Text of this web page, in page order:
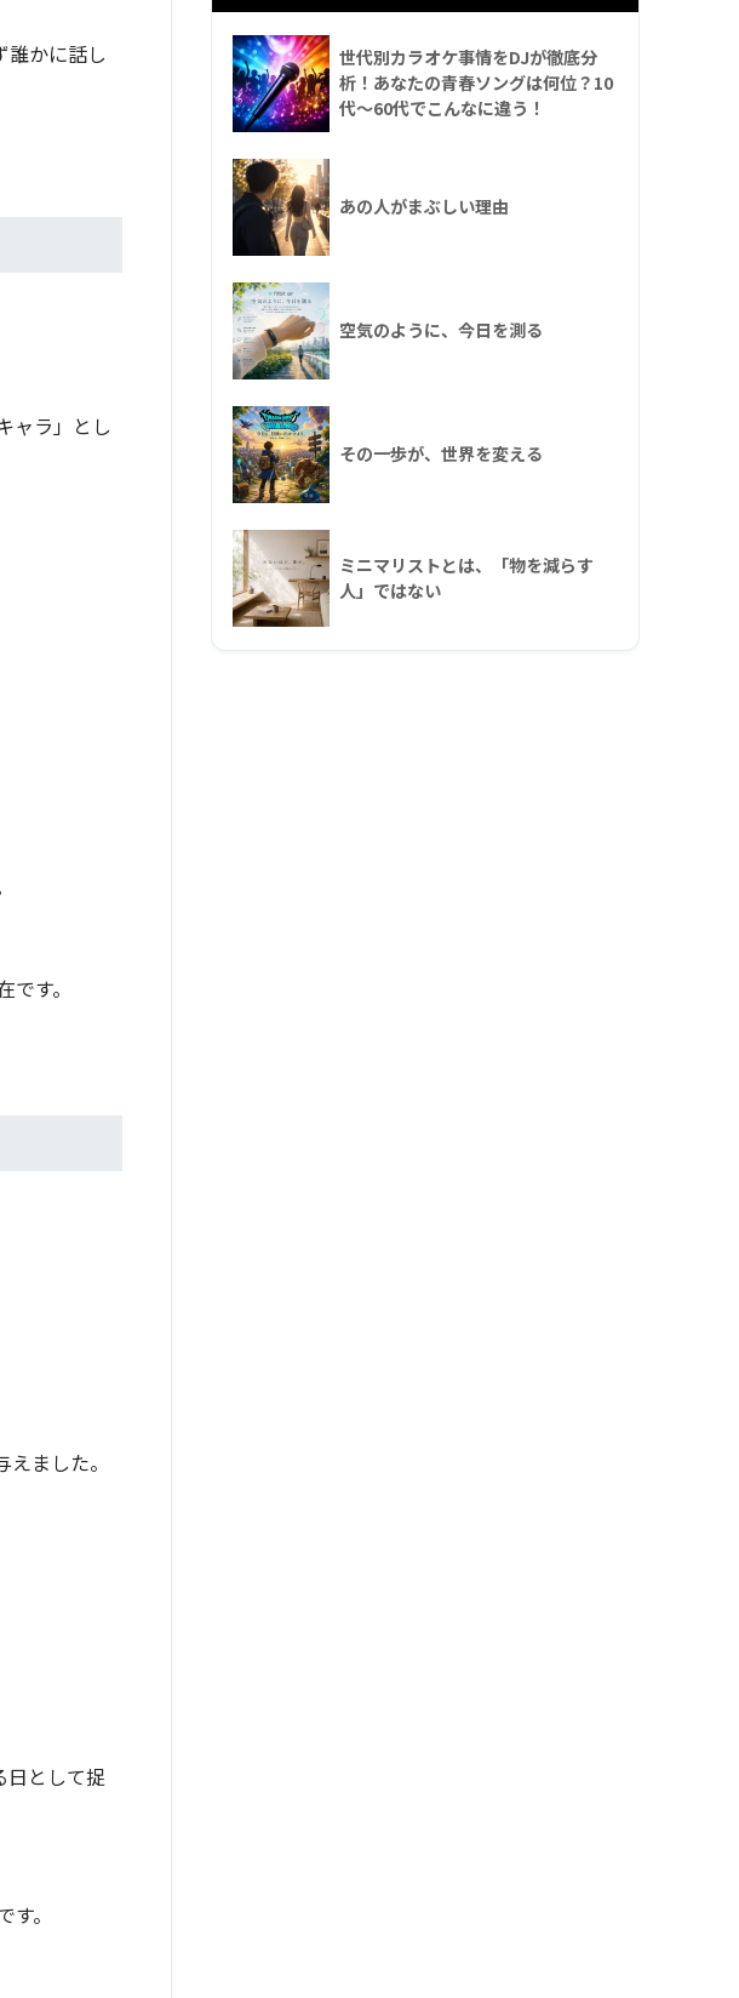
誰かに話し
ャラ」とし
す。
ました。
日として捉
。
世代別カラオケ事情をDJが徹底分
析！あなたの青春ソングは何位？10
代〜60代でこんなに違う！
あの人がまぶしい理由
空気のように、今日を測る
その一歩が、世界を変える
ミニマリストとは、「物を減らす
人」ではない